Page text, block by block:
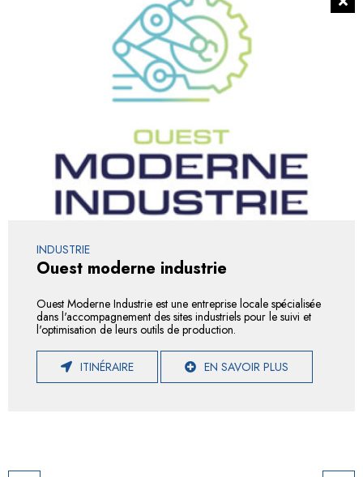
INDUSTRIE
Ouest moderne industrie
Ouest Moderne Industrie est une entreprise locale spécialisée
dans l'accompagnement des sites industriels pour le suivi et
l'optimisation de leurs outils de production.
ITINÉRAIRE EN SAVOIR PLUS